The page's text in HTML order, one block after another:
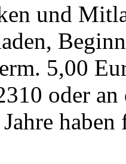
und
5,00
oder